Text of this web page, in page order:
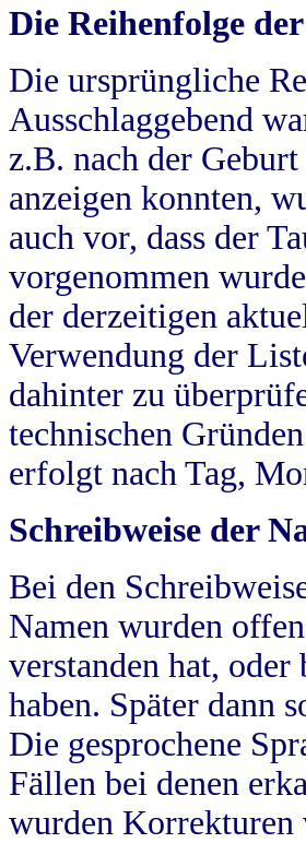
Die Reihenfolge
Die ursprüngliche
Ausschlaggebend
z.B. nach der
anzeigen konnten,
auch vor, dass der
vorgenommen
der derzeitigen
Verwendung der
dahinter zu
technischen
erfolgt nach Tag,
Schreibweise der
Bei den
Namen wurden
verstanden hat, oder
haben. Später dann
Die gesprochene
Fällen bei denen
wurden Korrekturen